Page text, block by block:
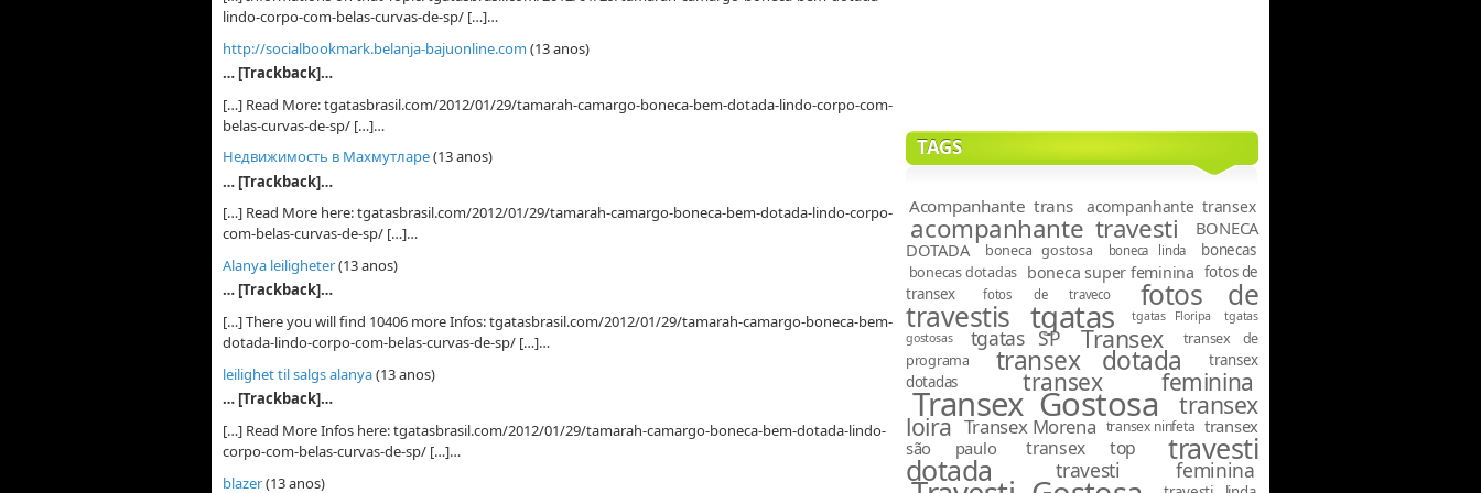
lindo-corpo-com-belas-curvas-de-sp/ […]…
http://socialbookmark.belanja-bajuonline.com (13 anos)
… [Trackback]…
[…] Read More: tgatasbrasil.com/2012/01/29/tamarah-camargo-boneca-bem-dotada-lindo-corpo-com-
belas-curvas-de-sp/ […]…
Недвижимость в Махмутларе(13 anos)
… [Trackback]…
[…] Read More here: tgatasbrasil.com/2012/01/29/tamarah-camargo-boneca-bem-dotada-lindo-corpo-
com-belas-curvas-de-sp/ […]…
Alanya leiligheter(13 anos)
… [Trackback]…
[…] There you will find 10406 more Infos: tgatasbrasil.com/2012/01/29/tamarah-camargo-boneca-bem-
dotada-lindo-corpo-com-belas-curvas-de-sp/ […]…
leilighet til salgs alanya(13 anos)
… [Trackback]…
[…] Read More Infos here: tgatasbrasil.com/2012/01/29/tamarah-camargo-boneca-bem-dotada-lindo-
corpo-com-belas-curvas-de-sp/ […]…
blazer(13 anos)
TAGS
Acompanhante trans acompanhante transex
acompanhante travesti
BONECA
DOTADA
boneca gostosa boneca linda
bonecas
bonecas dotadas boneca super feminina fotos de
transex
fotos de traveco fotos de
travestis tgatas tgatas Floripa
tgatas
gostosas
tgatas SP Transex
transex de
programa
transex dotada
transex
dotadas
transex feminina
Transex Gostosa transex
loira Transex Morena transex ninfeta transex
são paulo
transex top travesti
dotada travesti feminina